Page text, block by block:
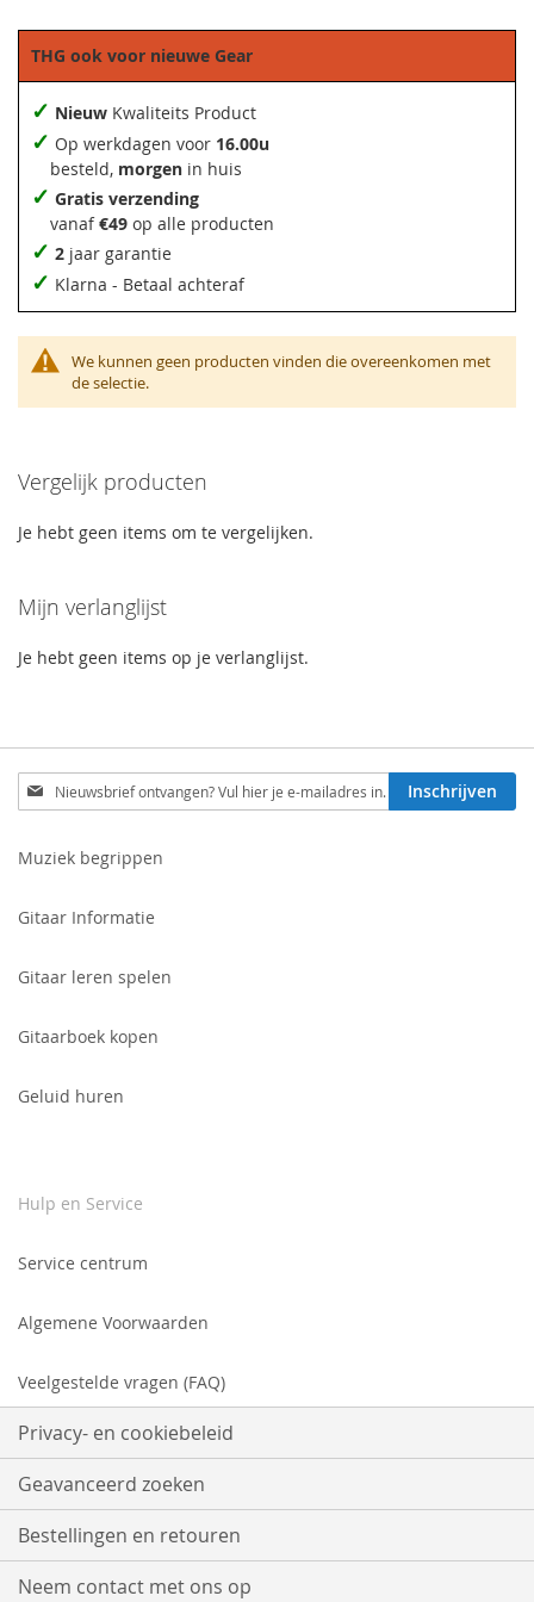
We kunnen geen producten vinden die overeenkomen met
de selectie.
THG ook voor nieuwe Gear
✓ Nieuw Kwaliteits Product
✓ Op werkdagen voor 16.00u
besteld, morgen in huis
✓ Gratis verzending
vanaf€49 op alle producten
✓ 2 jaar garantie
✓ Klarna - Betaal achteraf
Vergelijk producten
Je hebt geen items om te vergelijken.
Mijn verlanglijst
Je hebt geen items op je verlanglijst.
Schrijf
je
voor
Inschrijven
Muziek begrippen
Gitaar Informatie
Gitaar leren spelen
Gitaarboek kopen
Geluid huren
Hulp en Service
Service centrum
Algemene Voorwaarden
Veelgestelde vragen (FAQ)
Privacy- en cookiebeleid
Geavanceerd zoeken
Bestellingen en retouren
Neem contact met ons op